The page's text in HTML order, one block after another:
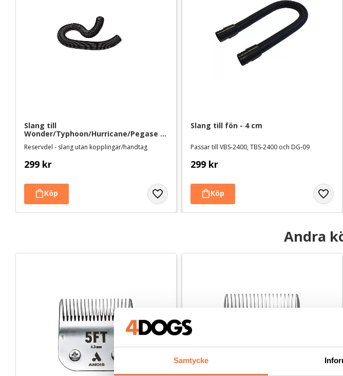
Samtycke
Slang till
Wonder/Typhoon/Hurricane/Pegase
fön/blaster - 2 m
Reservdel - slang utan kopplingar/handtag
299 kr
Slang till fön - 4 cm
Passar till VBS-2400, TBS-2400 och DG-09
299 kr
Andra